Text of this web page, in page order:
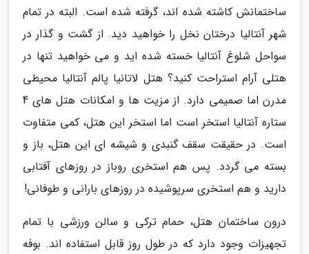
ساختمانش کاشته شده اند، گرفته شده است. البته در تمام
شهر آنتالیا درختان نخل را خواهید دید. از گشت و گذار در
سواحل شلوغ آنتالیا خسته شده اید و می خواهید تنها در
هتلی آرام استراحت کنید؟ هتل لاتانیا پالم آنتالیا محیطی
مدرن اما صمیمی دارد. از مزیت ها و امکانات هتل های 4
ستاره آنتالیا استخر است اما استخر این هتل، کمی متفاوت
است. در حقیقت سقف گنبدی و شیشه ای این هتل، باز و
بسته می گردد. پس هم استخری روباز در روزهای آفتابی
دارید و هم استخری سرپوشیده در روزهای بارانی و طوفانی!
درون ساختمان هتل، حمام ترکی و سالن ورزشی با تمام
تجهیزات وجود دارد که در طول روز قابل استفاده اند. بوفه